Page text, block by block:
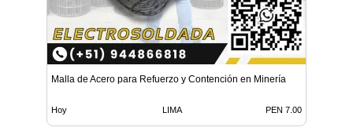
Malla de Acero para Refuerzo y Contención en Minería
Hoy LIMA PEN 7.00